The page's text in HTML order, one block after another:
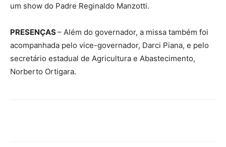
um show do Padre Reginaldo Manzotti.
PRESENÇAS– Além do governador, a missa também foi
acompanhada pelo vice-governador, Darci Piana, e pelo
secretário estadual de Agricultura e Abastecimento,
Norberto Ortigara.